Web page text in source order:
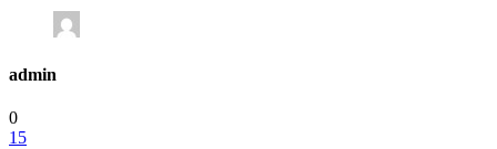
admin
0
15